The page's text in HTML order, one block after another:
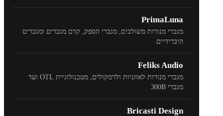
PrimaLuna
מגברי מנורות משולבים, מגברי הספק, קדם מגברים ומגברים
היברידיים
Feliks Audio
מגברי מנורות לאוזניות ולרמקולים, מטכנולוגיית OTL ועד
מגברי 300B
Bricasti Design